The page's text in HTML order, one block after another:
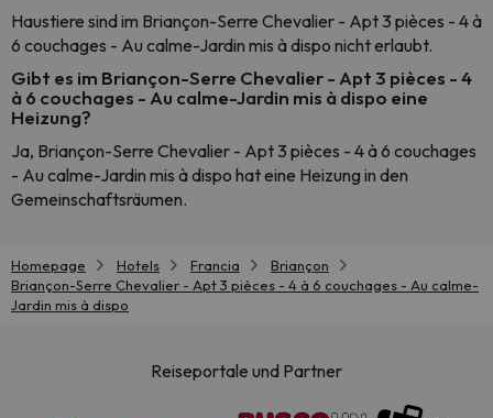
Haustiere sind im Briançon-Serre Chevalier - Apt 3 pièces - 4 à
6 couchages - Au calme-Jardin mis à dispo nicht erlaubt.
Gibt es im Briançon-Serre Chevalier - Apt 3 pièces - 4
à 6 couchages - Au calme-Jardin mis à dispo eine
Heizung?
Ja, Briançon-Serre Chevalier - Apt 3 pièces - 4 à 6 couchages
- Au calme-Jardin mis à dispo hat eine Heizung in den
Gemeinschaftsräumen.
Homepage Hotels Francia
Briançon
Briançon-Serre Chevalier - Apt 3 pièces - 4 à 6 couchages - Au calme-
Jardin mis à dispo
Reiseportale und Partner